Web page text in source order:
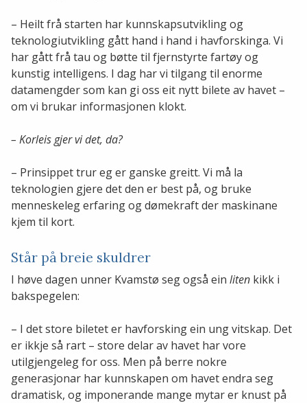
– Heilt frå starten har kunnskapsutvikling og
teknologiutvikling gått hand i hand i havforskinga. Vi
har gått frå tau og bøtte til fjernstyrte fartøy og
kunstig intelligens. I dag har vi tilgang til enorme
datamengder som kan gi oss eit nytt bilete av havet –
om vi brukar informasjonen klokt.
– Korleis gjer vi det, da?
– Prinsippet trur eg er ganske greitt. Vi må la
teknologien gjere det den er best på, og bruke
menneskeleg erfaring og dømekraft der maskinane
kjem til kort.
Står på breie skuldrer
I høve dagen unner Kvamstø seg også ein liten kikk i
bakspegelen:
– I det store biletet er havforsking ein ung vitskap. Det
er ikkje så rart – store delar av havet har vore
utilgjengeleg for oss. Men på berre nokre
generasjonar har kunnskapen om havet endra seg
dramatisk, og imponerande mange mytar er knust på